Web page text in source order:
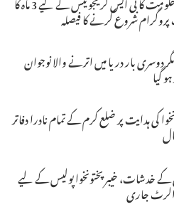
شروع کرنے کا فیصلہ
دوسری بار دریا میں اترنے والا نوجوان
گیا
کی ہدایت پر ضلع کرم کے تمام نادرا دفاتر
خدشات، خیبرپختونخوا پولیس کے لیے
الرٹ جاری